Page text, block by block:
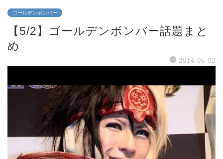
ゴールデンボンバー
【5/2】ゴールデンボンバー話題まと
め
2014-05-02